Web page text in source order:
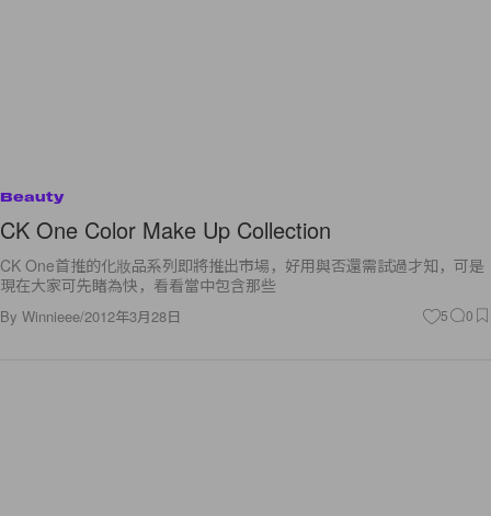
Beauty
CK One Color Make Up Collection
CK One首推的化妝品系列即將推出市場，好用與否還需試過才知，可是
現在大家可先睹為快，看看當中包含那些
By Winnieee/2012年3月28日 5 0